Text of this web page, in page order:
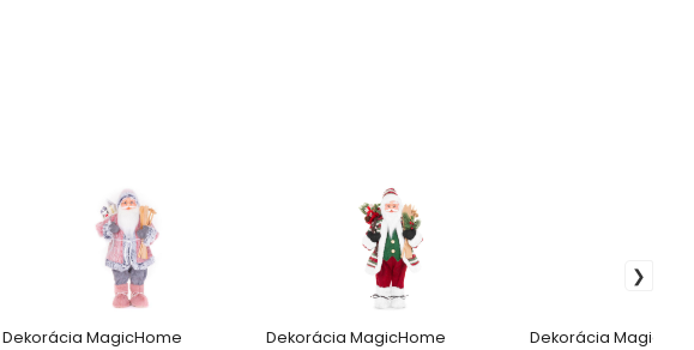
Dekorácia MagicHome
Dekorácia MagicHome
Dekorácia